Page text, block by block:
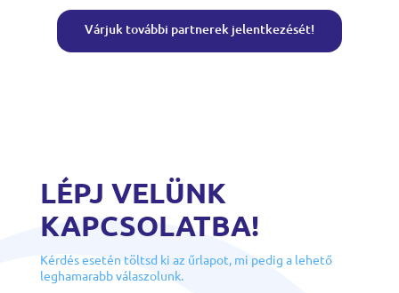
Várjuk további partnerek jelentkezését!
LÉPJ VELÜNK
KAPCSOLATBA!
Kérdés esetén töltsd ki az űrlapot, mi pedig a lehető
leghamarabb válaszolunk.